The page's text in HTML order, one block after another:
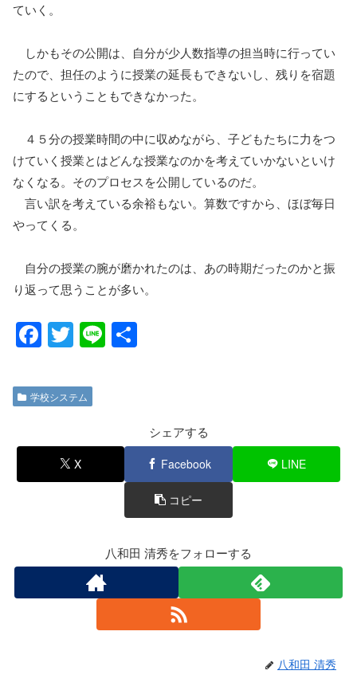
ていく。
しかもその公開は、自分が少人数指導の担当時に行ってい
たので、担任のように授業の延長もできないし、残りを宿題
にするということもできなかった。
４５分の授業時間の中に収めながら、子どもたちに力をつ
けていく授業とはどんな授業なのかを考えていかないといけ
なくなる。そのプロセスを公開しているのだ。
言い訳を考えている余裕もない。算数ですから、ほぼ毎日
やってくる。
自分の授業の腕が磨かれたのは、あの時期だったのかと振
り返って思うことが多い。
F
c
e
b
o
T
tt
er
Li
学校システム
シェアする
X Facebook LINE
コピー
八和田 清秀をフォローする
八和田 清秀